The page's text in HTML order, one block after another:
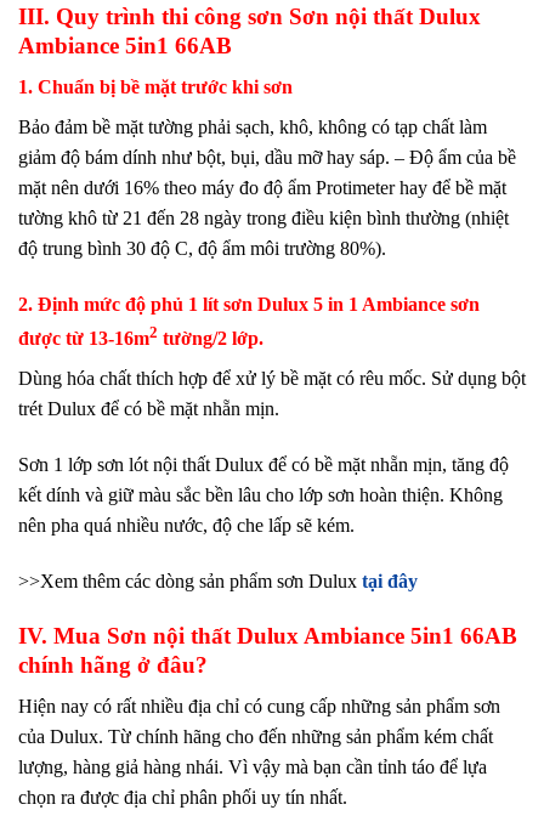
III. Quy trình thi công sơn Sơn nội thất Dulux
Ambiance 5in1 66AB
1. Chuẩn bị bề mặt trước khi sơn
Bảo đảm bề mặt tường phải sạch, khô, không có tạp chất làm
giảm độ bám dính như bột, bụi, dầu mỡ hay sáp. – Độ ẩm của bề
mặt nên dưới 16% theo máy đo độ ẩm Protimeter hay để bề mặt
tường khô từ 21 đến 28 ngày trong điều kiện bình thường (nhiệt
độ trung bình 30 độ C, độ ẩm môi trường 80%).
2. Định mức độ phủ 1 lít sơn Dulux 5 in 1 Ambiance sơn
được từ 13-16m2 tường/2 lớp.
Dùng hóa chất thích hợp để xử lý bề mặt có rêu mốc. Sử dụng bột
trét Dulux để có bề mặt nhẵn mịn.
Sơn 1 lớp sơn lót nội thất Dulux để có bề mặt nhẵn mịn, tăng độ
kết dính và giữ màu sắc bền lâu cho lớp sơn hoàn thiện. Không
nên pha quá nhiều nước, độ che lấp sẽ kém.
>>Xem thêm các dòng sản phẩm sơn Dulux tại đây
IV. Mua Sơn nội thất Dulux Ambiance 5in1 66AB
chính hãng ở đâu?
Hiện nay có rất nhiều địa chỉ có cung cấp những sản phẩm sơn
của Dulux. Từ chính hãng cho đến những sản phẩm kém chất
lượng, hàng giả hàng nhái. Vì vậy mà bạn cần tỉnh táo để lựa
chọn ra được địa chỉ phân phối uy tín nhất.